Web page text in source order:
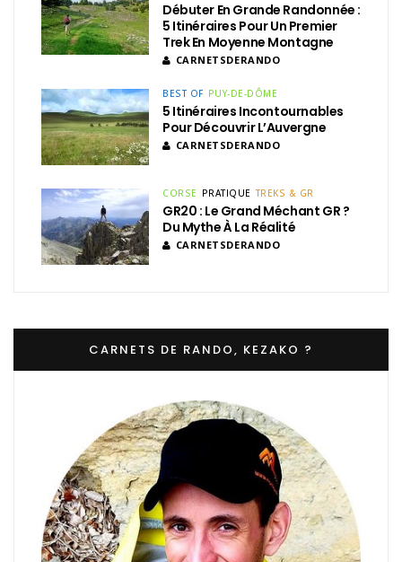
Débuter En Grande Randonnée :
5 Itinéraires Pour Un Premier
Trek En Moyenne Montagne
CARNETSDERANDO
BEST OF PUY-DE-DÔME
5 Itinéraires Incontournables
Pour Découvrir L’Auvergne
CARNETSDERANDO
CORSE PRATIQUE TREKS & GR
GR20 : Le Grand Méchant GR ?
Du Mythe À La Réalité
CARNETSDERANDO
CARNETS DE RANDO, KEZAKO ?